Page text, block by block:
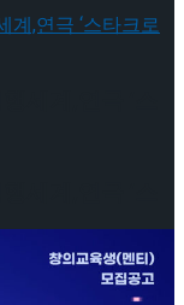
세계,연극 ‘스
세계,연극 ‘스